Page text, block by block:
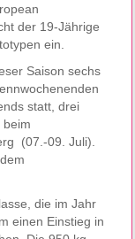
der 19-Jährige
ein.
Saison sechs
statt, drei
beim
(07.-09. Juli).
die im Jahr
einen Einstieg in